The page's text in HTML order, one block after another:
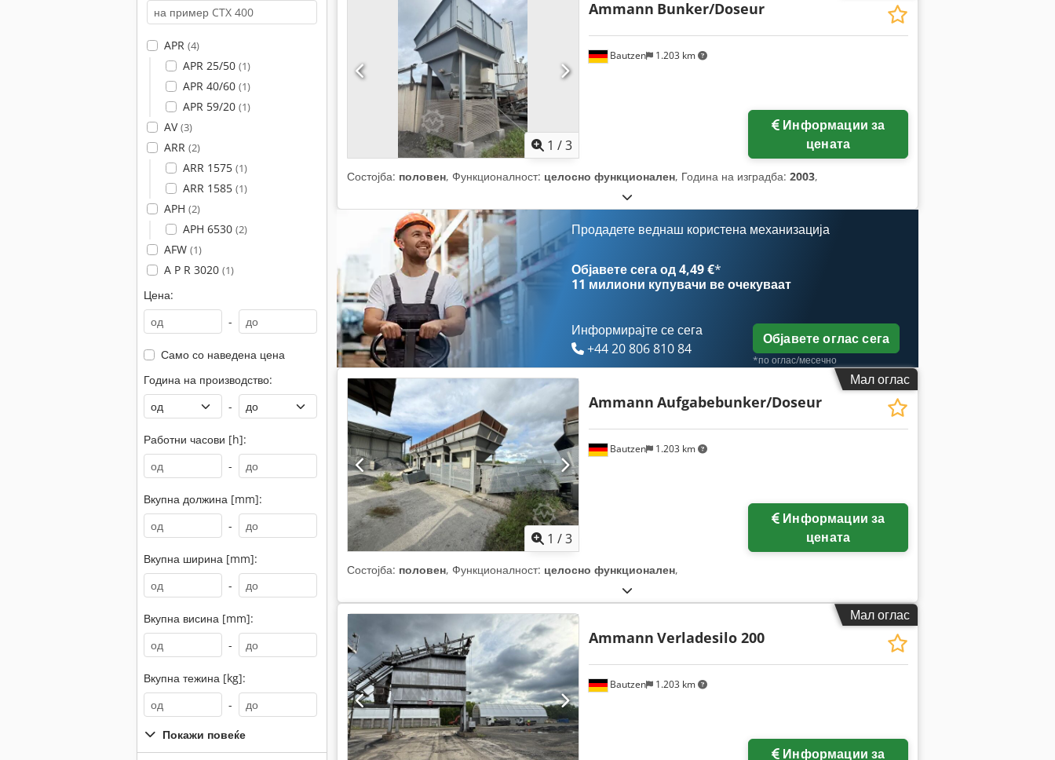
APR (4)
APR 25/50 (1)
APR 40/60 (1)
APR 59/20 (1)
AV(3)
ARR (2)
ARR 1575 (1)
ARR 1585 (1)
APH (2)
APH 6530 (2)
AFW (1)
A P R 3020 (1)
Цена:
-
Само со наведена цена
Година на производство:
-
Работни часови [h]:
-
Вкупна должина [mm]:
-
Вкупна ширина [mm]:
-
Вкупна висина [mm]:
-
Вкупна тежина [kg]:
-
Покажи повеќе
1 /3
Bautzen 1.203 km
Ammann Bunker/Doseur
цената
Состојба: половен, Функционалност: целосно функционален, Година на изградба: 2003,
Продадете веднаш користена механизација
Објавете сега од 4,49 €*
11 милиони купувачи ве очекуваат
Информирајте се сега
+44 20 806 810 84
Објавете оглас сега
*по оглас/месечно
Мал оглас
1 /3
Bautzen 1.203 km
Ammann Aufgabebunker/Doseur
цената
Состојба: половен, Функционалност: целосно функционален,
Мал оглас
Bautzen 1.203 km
Ammann Verladesilo 200